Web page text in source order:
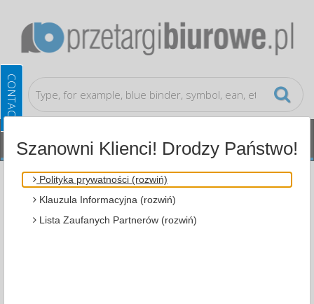
Cleaning, Protection, Shipment Hooks
Szanowni Klienci! Drodzy Państwo!
Polityka prywatności (rozwiń)
Klauzula Informacyjna (rozwiń)
Lista Zaufanych Partnerów (rozwiń)